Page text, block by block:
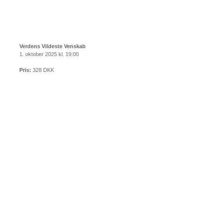
Verdens Vildeste Venskab
1. oktober 2025 kl. 19:00
Pris: 328 DKK